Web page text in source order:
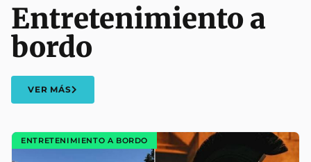
Entretenimiento a
bordo
VER MÁS
ENTRETENIMIENTO A BORDO